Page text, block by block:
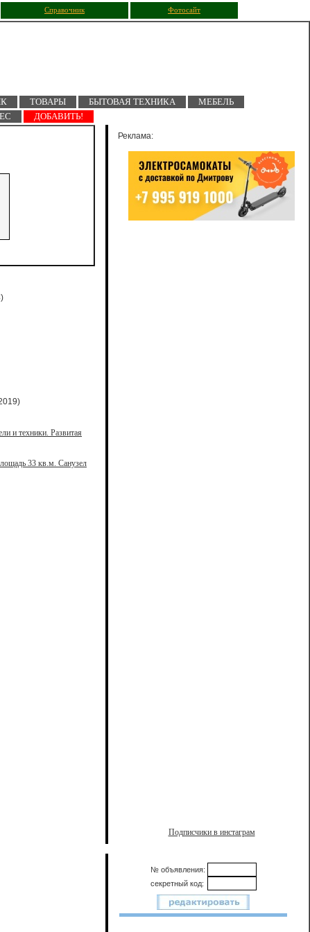
Справочник Фотосайт
ТОВАРЫ БЫТОВАЯ ТЕХНИКА
МЕБЕЛЬ
ДОБАВИТЬ!
и техники. Развитая
33 кв.м. Санузел
Реклама:
Подписчики в инстаграм
№ объявления:
секретный код: